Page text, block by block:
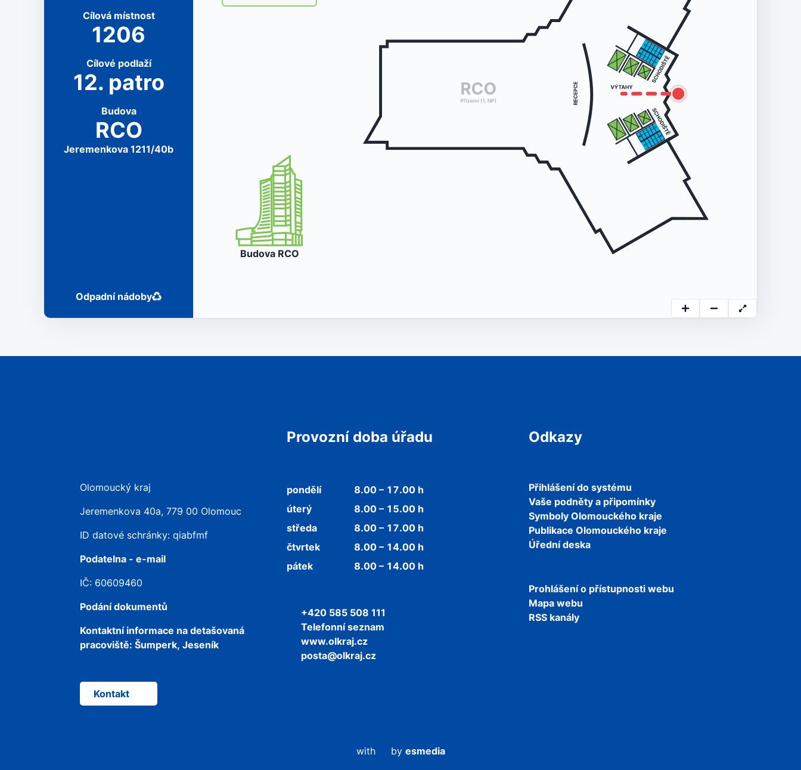
Cílovámístnost
1206
Cílové podlaží
12. patro
Budova
RCO
Jeremenkova 1211/40b
Odpadní nádoby
Budova RCO
Olomoucký kraj
Jeremenkova 40a, 779 00 Olomouc
ID datové schránky: qiabfmf
Podatelna - e-mail
IČ: 60609460
Podání dokumentů
Kontaktní informace na detašovaná
pracoviště: Šumperk, Jeseník
Kontakt
Provozní doba úřadu
pondělí
8.00 – 17.00 h
úterý
8.00 – 15.00 h
středa
8.00 – 17.00 h
čtvrtek
8.00 – 14.00 h
pátek
8.00 – 14.00 h
+420 585 508 111
Telefonní seznam
www.olkraj.cz
posta@olkraj.cz
Odkazy
Přihlášení do systému
Vaše podněty a připomínky
Symboly Olomouckého kraje
Publikace Olomouckého kraje
Úřední deska
Prohlášení o přístupnosti webu
Mapa webu
RSS kanály
with by esmedia